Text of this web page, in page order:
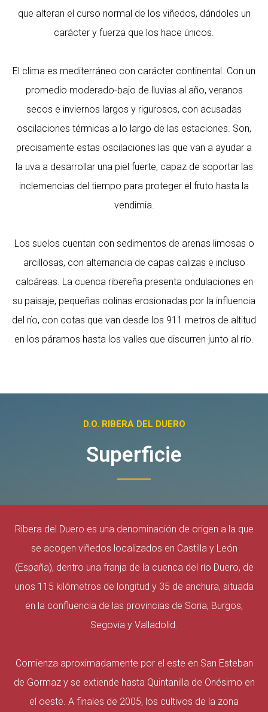
que alteran el curso normal de los viñedos, dándoles un
carácter y fuerza que los hace únicos.
El clima es mediterráneo con carácter continental. Con un
promedio moderado-bajo de lluvias al año, veranos
secos e inviernos largos y rigurosos, con acusadas
oscilaciones térmicas a lo largo de las estaciones. Son,
precisamente estas oscilaciones las que van a ayudar a
la uva a desarrollar una piel fuerte, capaz de soportar las
inclemencias del tiempo para proteger el fruto hasta la
vendimia.
Los suelos cuentan con sedimentos de arenas limosas o
arcillosas, con alternancia de capas calizas e incluso
calcáreas. La cuenca ribereña presenta ondulaciones en
su paisaje, pequeñas colinas erosionadas por la influencia
del río, con cotas que van desde los 911 metros de altitud
en los páramos hasta los valles que discurren junto al río.
D.O. RIBERA DEL DUERO
Superficie
Ribera del Duero es una denominación de origen a la que
se acogen viñedos localizados en Castilla y León
(España), dentro una franja de la cuenca del río Duero, de
unos 115 kilómetros de longitud y 35 de anchura, situada
en la confluencia de las provincias de Soria, Burgos,
Segovia y Valladolid.
Comienza aproximadamente por el este en San Esteban
de Gormaz y se extiende hasta Quintanilla de Onésimo en
el oeste. A finales de 2005, los cultivos de la zona